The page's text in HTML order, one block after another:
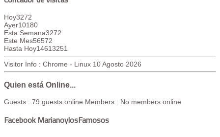
Hoy3272
Ayer10180
Esta Semana3272
Este Mes56572
Hasta Hoy14613251
Visitor Info : Chrome - Linux 10 Agosto 2026
Quien está Online...
Guests : 79 guests online Members : No members online
Facebook MarianoylosFamosos